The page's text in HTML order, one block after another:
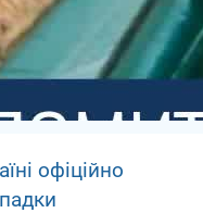
офіційно